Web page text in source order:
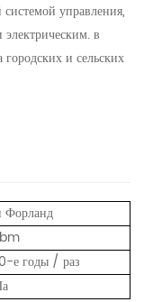
управления,
в
и сельских
Форланд
е годы / раз